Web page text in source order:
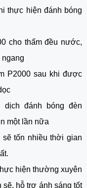
thực hiện đánh bóng
cho thấm đều nước,
ngang
P2000 sau khi được
đánh bóng đèn
một lần nữa
tốn nhiều thời gian
hiện thường xuyên
sẽ, hỗ trợ ánh sáng tốt